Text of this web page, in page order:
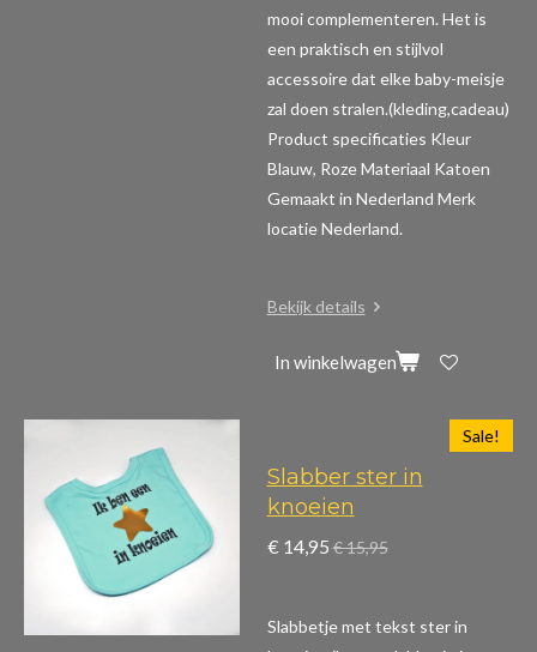
mooi complementeren. Het is
een praktisch en stijlvol
accessoire dat elke baby-meisje
zal doen stralen.(kleding,cadeau)
Product specificaties Kleur
Blauw, Roze Materiaal Katoen
Gemaakt in Nederland Merk
locatie Nederland.
Bekijk details
In winkelwagen
Sale!
Slabber ster in
knoeien
€ 14,95 € 15,95
Slabbetje met tekst ster in